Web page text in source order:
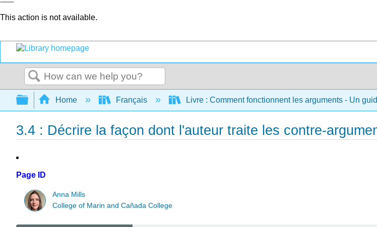
This action is not available.
Search
Expand/collapse global hierarchy
Home Français Livre : Comment fonctionnent les arguments - Un
3.4 : Décrire la façon dont l'auteur traite les contre-
Page ID
Anna Mills
College of Marin and Cañada College